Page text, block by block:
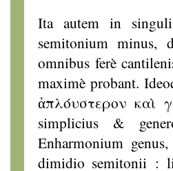
Ita autem in
semitonium minus,
omnibus ferè
maximè probant.
ἁπλόυστερον καὶ
simplicius &
Enharmonium
dimidio semitonii :